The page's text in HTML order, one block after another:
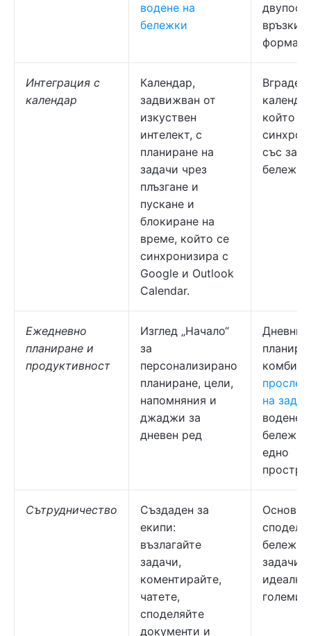
водене на
бележки
връзки и
Интеграция с
календар
Календар,
задвижван от
изкуствен
интелект, с
планиране на
задачи чрез
плъзгане и
пускане и
блокиране на
време, който се
синхронизира с
Google и Outlook
Calendar.
Вграден
който се
със
Ежедневно
планиране и
продуктивност
Изглед „Начало“
за
персонализирано
планиране, цели,
напомняния и
джаджи за
дневен ред
на
водене
едно
Сътрудничество
Създаден за
екипи:
възлагайте
задачи,
коментирайте,
чатете,
споделяйте
документи и
Основно
задачи;
идеално
големи